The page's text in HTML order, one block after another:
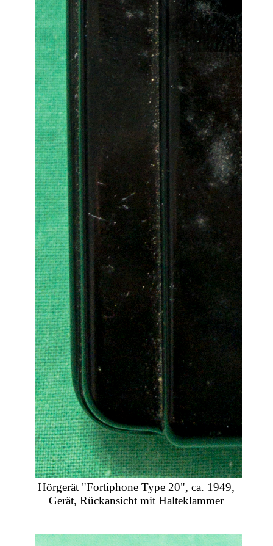
Hörgerät "Fortiphone Type 20", ca. 1949,
Gerät, Rückansicht mit Halteklammer